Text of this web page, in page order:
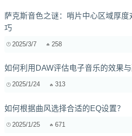
萨克斯音色之谜：哨片中心区域厚度
巧
2025/3/7 258
如何利用DAW评估电子音乐的效果
2025/1/24 313
如何根据曲风选择合适的EQ设置？
2025/1/25 671